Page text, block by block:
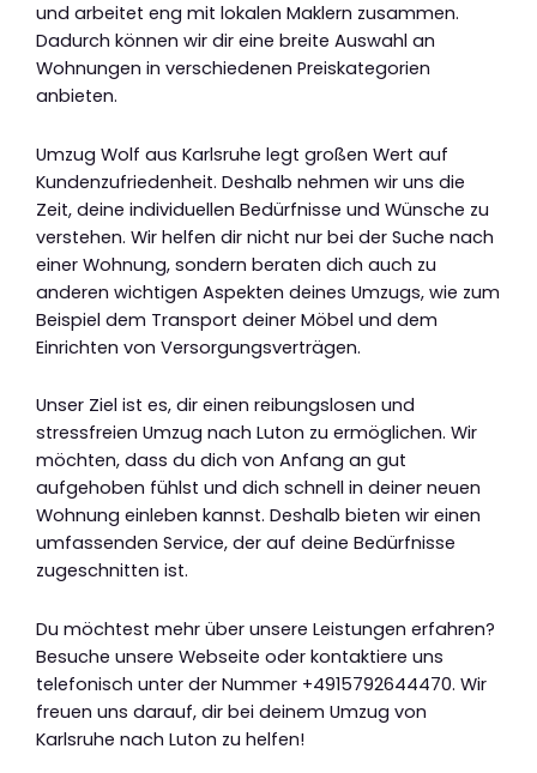
und arbeitet eng mit lokalen Maklern zusammen.
Dadurch können wir dir eine breite Auswahl an
Wohnungen in verschiedenen Preiskategorien
anbieten.
Umzug Wolf aus Karlsruhe legt großen Wert auf
Kundenzufriedenheit. Deshalb nehmen wir uns die
Zeit, deine individuellen Bedürfnisse und Wünsche zu
verstehen. Wir helfen dir nicht nur bei der Suche nach
einer Wohnung, sondern beraten dich auch zu
anderen wichtigen Aspekten deines Umzugs, wie zum
Beispiel dem Transport deiner Möbel und dem
Einrichten von Versorgungsverträgen.
Unser Ziel ist es, dir einen reibungslosen und
stressfreien Umzug nach Luton zu ermöglichen. Wir
möchten, dass du dich von Anfang an gut
aufgehoben fühlst und dich schnell in deiner neuen
Wohnung einleben kannst. Deshalb bieten wir einen
umfassenden Service, der auf deine Bedürfnisse
zugeschnitten ist.
Du möchtest mehr über unsere Leistungen erfahren?
Besuche unsere Webseite oder kontaktiere uns
telefonisch unter der Nummer +4915792644470. Wir
freuen uns darauf, dir bei deinem Umzug von
Karlsruhe nach Luton zu helfen!